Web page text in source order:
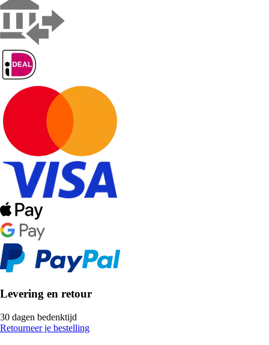
Levering en retour
30 dagen bedenktijd
Retourneer je bestelling